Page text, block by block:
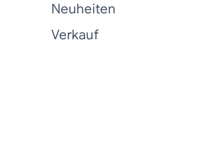
Neuheiten
Verkauf